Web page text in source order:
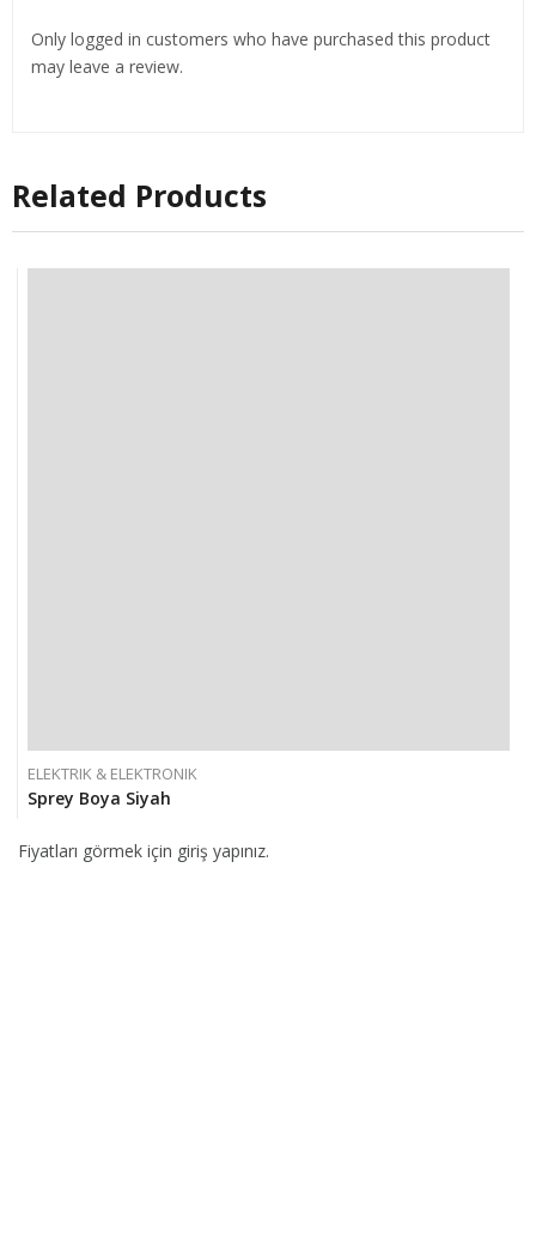
Only logged in customers who have purchased this product
may leave a review.
Related Products
ELEKTRIK & ELEKTRONIK
Sprey Boya Siyah
Fiyatları görmek için giriş yapınız.